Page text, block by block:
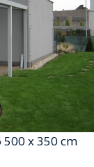
x 350 cm